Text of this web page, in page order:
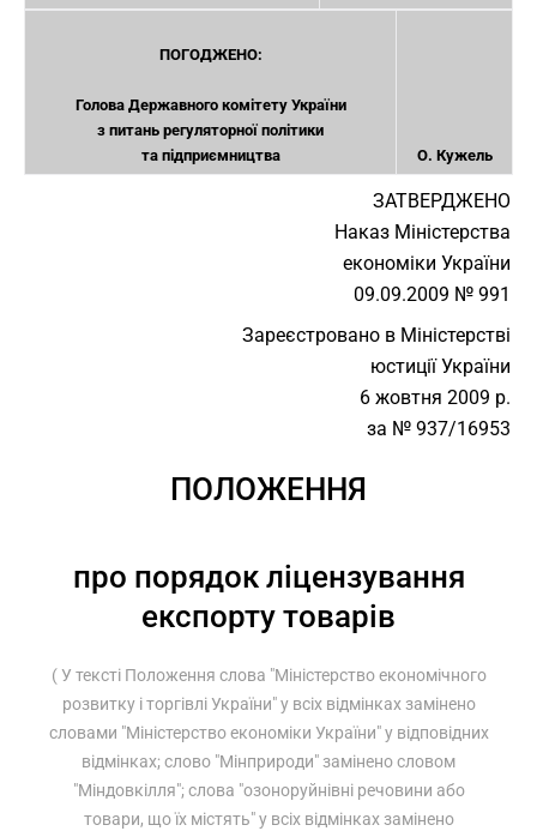
ПОГОДЖЕНО:
Голова Державного комітету України
з питань регуляторної політики
та підприємництва
О. Кужель
ЗАТВЕРДЖЕНО
Наказ Міністерства
економіки України
09.09.2009 № 991
Зареєстровано в Міністерстві
юстиції України
6 жовтня 2009 р.
за № 937/16953
ПОЛОЖЕННЯ
про порядок ліцензування
експорту товарів
( У тексті Положення слова "Міністерство економічного
розвитку і торгівлі України" у всіх відмінках замінено
словами "Міністерство економіки України" у відповідних
відмінках; слово "Мінприроди" замінено словом
"Міндовкілля"; слова "озоноруйнівні речовини або
товари, що їх містять" у всіх відмінках замінено